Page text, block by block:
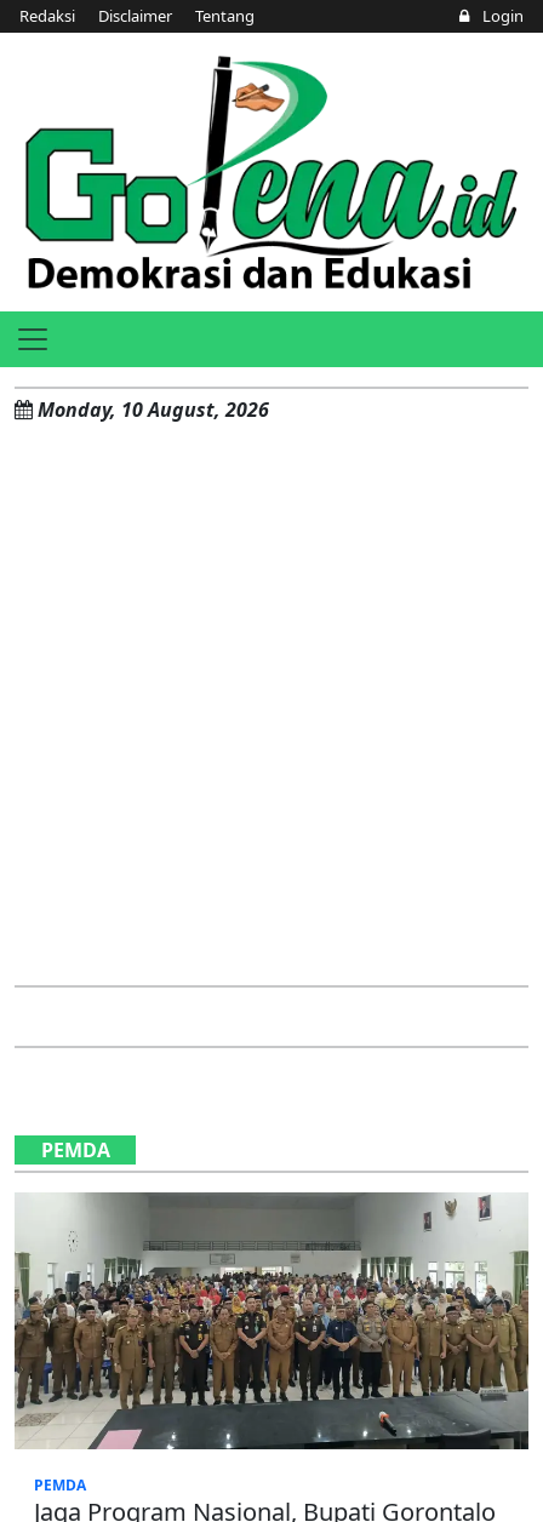
Redaksi Disclaimer Tentang Login
Monday, 10 August, 2026
PEMDA
PEMDA
Jaga Program Nasional, Bupati Gorontalo